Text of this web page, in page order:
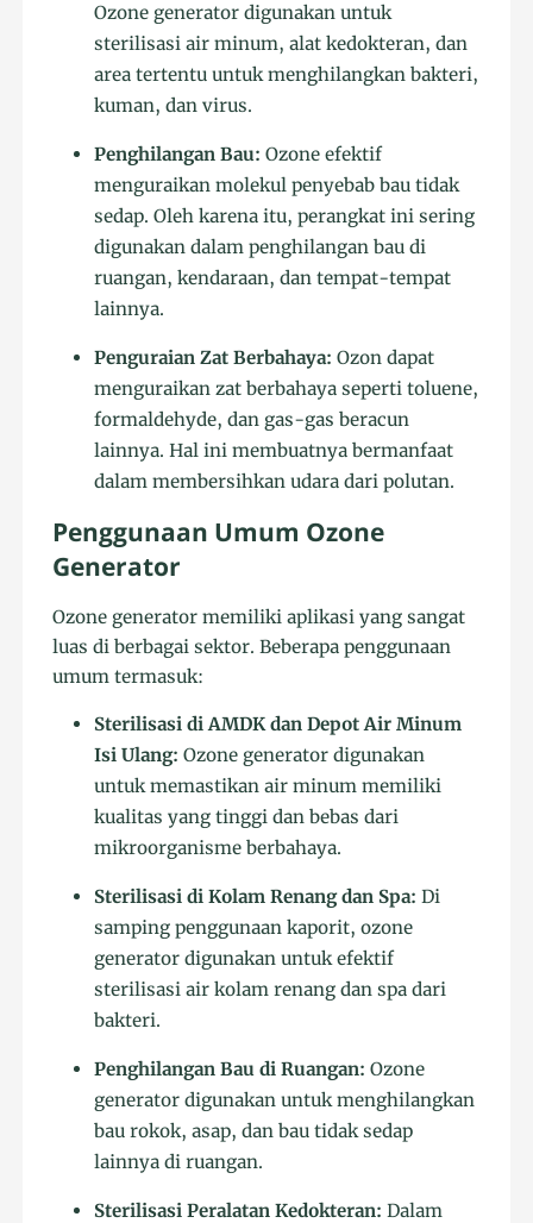
Ozone generator digunakan untuk
sterilisasi air minum, alat kedokteran, dan
area tertentu untuk menghilangkan bakteri,
kuman, dan virus.
Penghilangan Bau: Ozone efektif
menguraikan molekul penyebab bau tidak
sedap. Oleh karena itu, perangkat ini sering
digunakan dalam penghilangan bau di
ruangan, kendaraan, dan tempat-tempat
lainnya.
Penguraian Zat Berbahaya: Ozon dapat
menguraikan zat berbahaya seperti toluene,
formaldehyde, dan gas-gas beracun
lainnya. Hal ini membuatnya bermanfaat
dalam membersihkan udara dari polutan.
Penggunaan Umum Ozone
Generator
Ozone generator memiliki aplikasi yang sangat
luas di berbagai sektor. Beberapa penggunaan
umum termasuk:
Sterilisasi di AMDK dan Depot Air Minum
Isi Ulang: Ozone generator digunakan
untuk memastikan air minum memiliki
kualitas yang tinggi dan bebas dari
mikroorganisme berbahaya.
Sterilisasi di Kolam Renang dan Spa: Di
samping penggunaan kaporit, ozone
generator digunakan untuk efektif
sterilisasi air kolam renang dan spa dari
bakteri.
Penghilangan Bau di Ruangan: Ozone
generator digunakan untuk menghilangkan
bau rokok, asap, dan bau tidak sedap
lainnya di ruangan.
Sterilisasi Peralatan Kedokteran: Dalam